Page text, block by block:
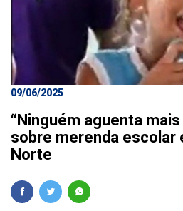
09/06/2025
“Ninguém aguenta
sobre merenda escolar
Norte